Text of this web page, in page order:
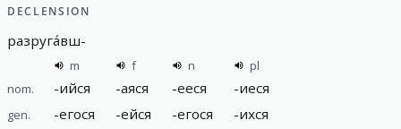
DECLENSION
разруга́вш-
m f n
pl
nom.
-ийся -аяся -ееся -иеся
gen. -егося -ейся -егося -ихся